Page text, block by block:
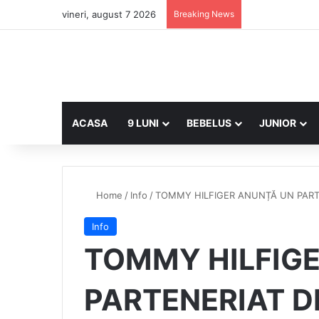
vineri, august 7 2026 Breaking News
ACASA 9 LUNI BEBELUS JUNIOR
Home / Info /TOMMY HILFIGER ANUNȚĂ UN
Info
TOMMY
PARTENERIAT